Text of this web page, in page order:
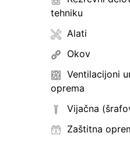
tehniku
Alati
Okov
Ventilacijoni
oprema
Vijačna
Zaštitna